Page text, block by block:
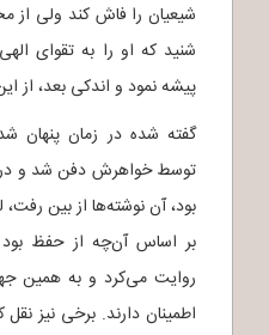
شیعیان را فاش کند ولی از
شنید که او را به تقوای
پیشه نمود و اندکی بعد، از
گفته شده در زمان پنهان
توسط خواهرش دفن شد و در
بود، آن نوشته‌ها از بین
بر اساس آن‌چه از حفظ بود
روایت می‌کرد و به همین
اطمینان دارند. برخی نیز